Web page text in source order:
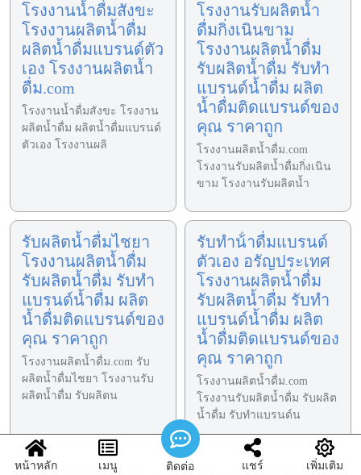
โรงงานน้ำดื่มสังขะ
โรงงานผลิตน้ำดื่ม
ผลิตน้ำดื่มแบรนด์ตัว
เอง โรงงานผลิตน้ำ
ดื่ม.com
โรงงานน้ำดื่มสังขะ โรงงาน
ผลิตน้ำดื่ม ผลิตน้ำดื่มแบรนด์
ตัวเอง โรงงานผลิ
โรงงานรับผลิตน้ำ
ดื่มกิ่งเนินขาม
โรงงานผลิตน้ำดื่ม
รับผลิตน้ำดื่ม รับทำ
แบรนด์น้ำดื่ม ผลิต
น้ำดื่มติดแบรนด์ของ
คุณ ราคาถูก
โรงงานผลิตน้ำดื่ม.com
โรงงานรับผลิตน้ำดื่มกิ่งเนิน
ขาม โรงงานรับผลิตน้ำ
รับผลิตน้ำดื่มไชยา
โรงงานผลิตน้ำดื่ม
รับผลิตน้ำดื่ม รับทำ
แบรนด์น้ำดื่ม ผลิต
น้ำดื่มติดแบรนด์ของ
คุณ ราคาถูก
โรงงานผลิตน้ำดื่ม.com รับ
ผลิตน้ำดื่มไชยา โรงงานรับ
ผลิตน้ำดื่ม รับผลิตน
รับทําน้ําดื่มแบรนด์
ตัวเอง อรัญประเทศ
โรงงานผลิตน้ำดื่ม
รับผลิตน้ำดื่ม รับทำ
แบรนด์น้ำดื่ม ผลิต
น้ำดื่มติดแบรนด์ของ
คุณ ราคาถูก
โรงงานผลิตน้ำดื่ม.com
โรงงานรับผลิตน้ำดื่ม รับผลิต
น้ำดื่ม รับทำแบรนด์น
หน้าหลัก เมนู ติดต่อ แชร์ เพิ่มเติม